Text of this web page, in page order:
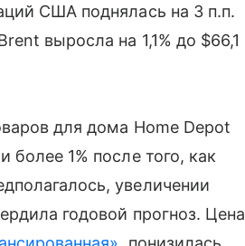
США поднялась на 3 п.п.
выросла на 1,1% до $66,1
для дома Home Depot
более 1% после того, как
увеличении
годовой прогноз. Цена